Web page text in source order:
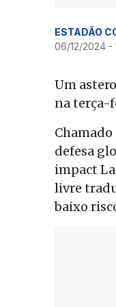
ESTADÃO
06/12/2024 -
Um
na terça-
defesa
impact
livre
baixo